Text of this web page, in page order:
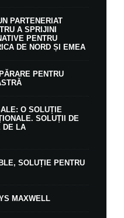
PARTENERIAT
A SPRIJINI
PENTRU
DE NORD ȘI EMEA
PENTRU
O SOLUȚIE
SOLUȚII DE
DE LA
SOLUȚIE PENTRU
MAXWELL